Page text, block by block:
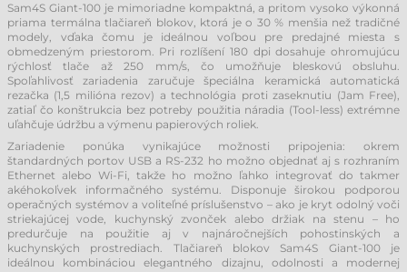
Sam4S Giant-100 je mimoriadne kompaktná, a pritom vysoko výkonná
priama termálna tlačiareň blokov, ktorá je o 30 % menšia než tradičné
modely, vďaka čomu je ideálnou voľbou pre predajné miesta s
obmedzeným priestorom. Pri rozlíšení 180 dpi dosahuje ohromujúcu
rýchlosť tlače až 250 mm/s, čo umožňuje bleskovú obsluhu.
Spoľahlivosť zariadenia zaručuje špeciálna keramická automatická
rezačka (1,5 milióna rezov) a technológia proti zaseknutiu (Jam Free),
zatiaľ čo konštrukcia bez potreby použitia náradia (Tool-less) extrémne
uľahčuje údržbu a výmenu papierových roliek.
Zariadenie ponúka vynikajúce možnosti pripojenia: okrem
štandardných portov USB a RS-232 ho možno objednať aj s rozhraním
Ethernet alebo Wi-Fi, takže ho možno ľahko integrovať do takmer
akéhokoľvek informačného systému. Disponuje širokou podporou
operačných systémov a voliteľné príslušenstvo – ako je kryt odolný voči
striekajúcej vode, kuchynský zvonček alebo držiak na stenu – ho
predurčuje na použitie aj v najnáročnejších pohostinských a
kuchynských prostrediach. Tlačiareň blokov Sam4S Giant-100 je
ideálnou kombináciou elegantného dizajnu, odolnosti a modernej